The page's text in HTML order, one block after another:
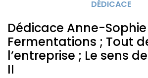
DÉDICACE
Dédicace Anne-
Fermentations ; Tout
l’entreprise ; Le sens
II